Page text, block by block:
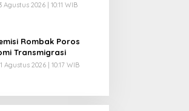
Agustus 2026 | 10:11 WIB
Rombak Poros
Transmigrasi
Agustus 2026 | 10:17 WIB